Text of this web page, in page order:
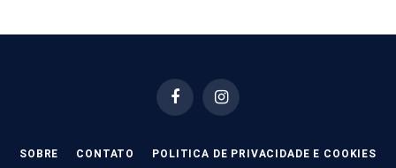
FacebookInstagram
SOBRE CONTATO POLITICA DE PRIVACIDADE E COOKIES